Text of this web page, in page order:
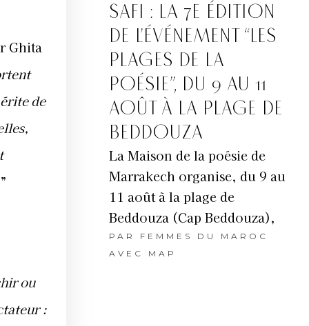
Ghita
de
ou
:
SAFI : LA 7E ÉDITION
DE L’ÉVÉNEMENT “LES
PLAGES DE LA
POÉSIE”, DU 9 AU 11
AOÛT À LA PLAGE DE
BEDDOUZA
La Maison de la poésie de
Marrakech organise, du 9 au
11 août à la plage de
Beddouza (Cap Beddouza),
PAR FEMMES DU MAROC
AVEC MAP